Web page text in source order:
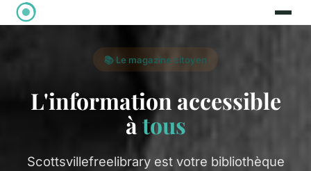
📚 Le magazine citoyen
L'information accessible
àtous
Scottsvillefreelibrary est votre bibliothèque